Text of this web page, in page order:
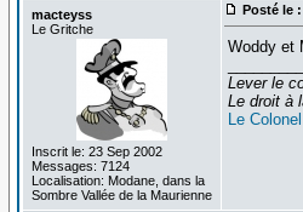
macteyss
Le Gritche
Inscrit le: 23 Sep 2002
Messages: 7124
Localisation: Modane, dans la
Sombre Vallée de la Maurienne
Posté le :
Woddy et
Lever le
Le droit à
Le Colonel